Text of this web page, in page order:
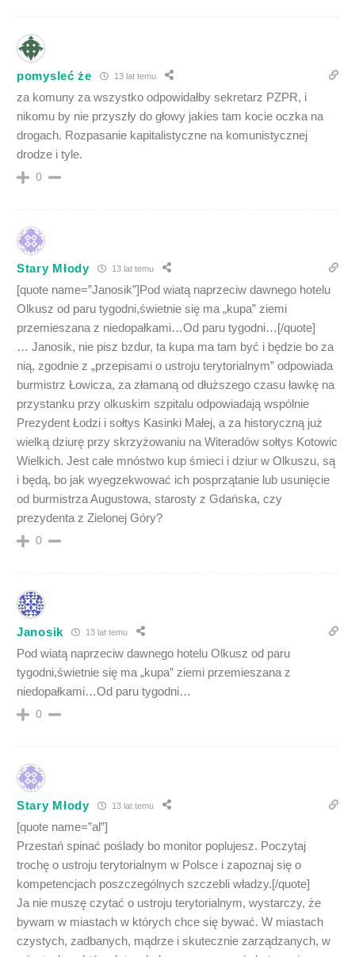
pomysleć że 13 lat temu
za komuny za wszystko odpowidałby sekretarz PZPR, i
nikomu by nie przyszły do głowy jakies tam kocie oczka na
drogach. Rozpasanie kapitalistyczne na komunistycznej
drodze i tyle.
0
Stary Młody 13 lat temu
[quote name=”Janosik”]Pod wiatą naprzeciw dawnego hotelu
Olkusz od paru tygodni,świetnie się ma „kupa” ziemi
przemieszana z niedopałkami…Od paru tygodni…[/quote]
… Janosik, nie pisz bzdur, ta kupa ma tam być i będzie bo za
nią, zgodnie z „przepisami o ustroju terytorialnym” odpowiada
burmistrz Łowicza, za złamaną od dłuższego czasu ławkę na
przystanku przy olkuskim szpitalu odpowiadają wspólnie
Prezydent Łodzi i sołtys Kasinki Małej, a za historyczną już
wielką dziurę przy skrzyżowaniu na Witeradów sołtys Kotowic
Wielkich. Jest całe mnóstwo kup śmieci i dziur w Olkuszu, są
i będą, bo jak wyegzekwować ich posprzątanie lub usunięcie
od burmistrza Augustowa, starosty z Gdańska, czy
prezydenta z Zielonej Góry?
0
Janosik 13 lat temu
Pod wiatą naprzeciw dawnego hotelu Olkusz od paru
tygodni,świetnie się ma „kupa” ziemi przemieszana z
niedopałkami…Od paru tygodni…
0
Stary Młody 13 lat temu
[quote name=”al”]
Przestań spinać poślady bo monitor poplujesz. Poczytaj
trochę o ustroju terytorialnym w Polsce i zapoznaj się o
kompetencjach poszczególnych szczebli władzy.[/quote]
Ja nie muszę czytać o ustroju terytorialnym, wystarczy, że
bywam w miastach w których chce się bywać. W miastach
czystych, zadbanych, mądrze i skutecznie zarządzanych, w